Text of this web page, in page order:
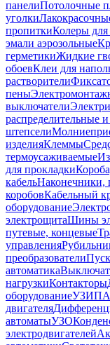
панелиПотолочные
уголки
пропиткиКолеры для
эмали аэрозольные
герметикиЖидкие
обоевКлеи для
растворители
пены
выключатели
распределительные
штепсели
изделияКлеммы
термоусаживаемые
для прокладки
кабельНаконечники,
коробовКабельный
оборудование
электрощитаШины
путевые, концевые
управления
преобразователи
автоматика
нагрузкиКонтакторы
оборудованиеУЗИП
двигателя
автоматыУЗО
электродвигателей